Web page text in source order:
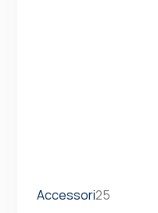
Accessori25